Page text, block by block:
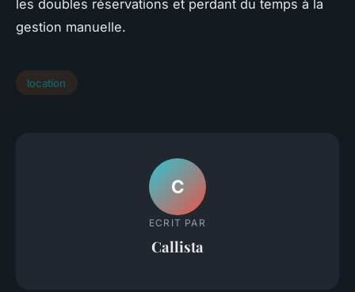
les doubles réservations et perdant du temps à la
gestion manuelle.
location
C
ECRIT PAR
Callista